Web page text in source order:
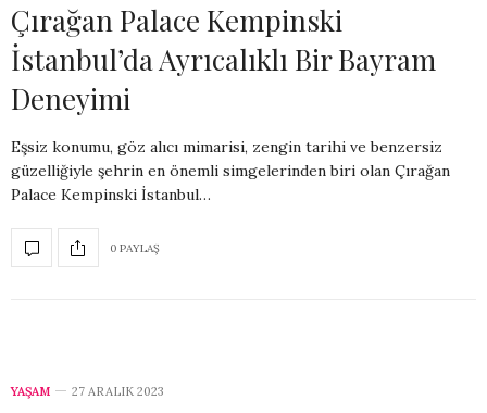
Çırağan Palace Kempinski
İstanbul’da Ayrıcalıklı Bir Bayram
Deneyimi
Eşsiz konumu, göz alıcı mimarisi, zengin tarihi ve benzersiz
güzelliğiyle şehrin en önemli simgelerinden biri olan Çırağan
Palace Kempinski İstanbul…
0 PAYLAŞ
YAŞAM 27 ARALIK 2023